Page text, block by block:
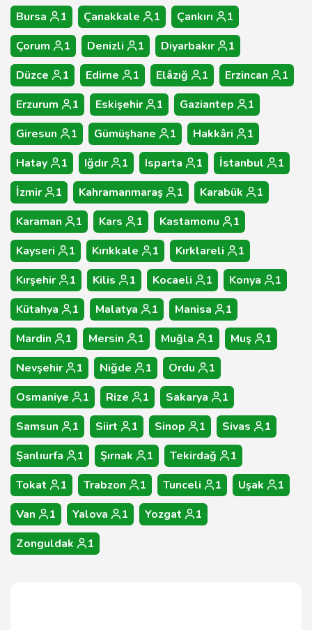
Bursa
1 Çanakkale 1 Çankırı
1
Çorum
1 Denizli 1 Diyarbakır
1
Düzce
1 Edirne 1 Elâzığ 1 Erzincan
1
Erzurum
1 Eskişehir 1 Gaziantep
1
Giresun
1 Gümüşhane 1 Hakkâri
1
Hatay
1 Iğdır 1 Isparta 1 İstanbul
1
İzmir
1 Kahramanmaraş 1 Karabük
1
Karaman
1 Kars 1 Kastamonu
1
Kayseri
1 Kırıkkale 1 Kırklareli
1
Kırşehir
1 Kilis 1 Kocaeli 1 Konya
1
Kütahya
1 Malatya 1 Manisa
1
Mardin
1 Mersin 1 Muğla 1 Muş
1
Nevşehir
1 Niğde 1 Ordu
1
Osmaniye
1 Rize 1 Sakarya
1
Samsun
1 Siirt 1 Sinop 1 Sivas
1
Şanlıurfa
1 Şırnak 1 Tekirdağ
1
Tokat
1 Trabzon 1 Tunceli 1 Uşak
1
Van
1 Yalova 1 Yozgat
1
Zonguldak
1